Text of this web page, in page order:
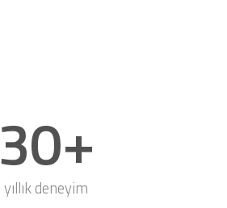
30+
yıllık deneyim